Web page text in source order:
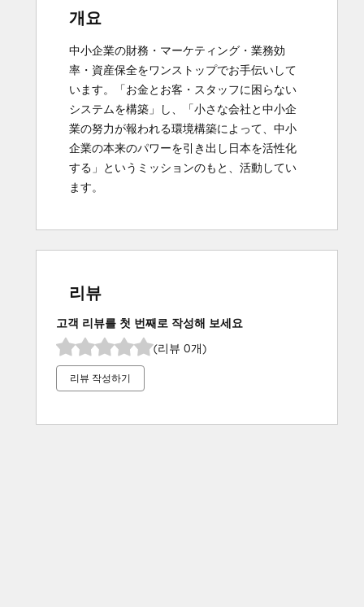
개요
中小企業の財務・マーケティング・業務効
率・資産保全をワンストップでお手伝いして
います。「お金とお客・スタッフに困らない
システムを構築」し、「小さな会社と中小企
業の努力が報われる環境構築によって、中小
企業の本来のパワーを引き出し日本を活性化
する」というミッションのもと、活動してい
ます。
리뷰
고객 리뷰를 첫 번째로 작성해 보세요
(리뷰 0개)
리뷰 작성하기